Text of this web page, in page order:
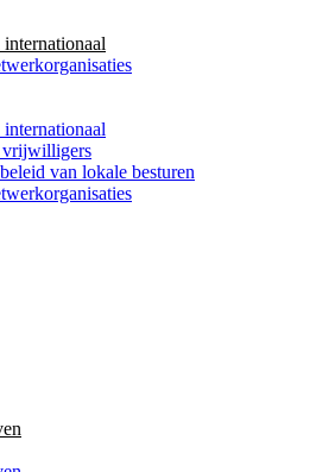
internationaal
internationaal
vrijwilligers
van lokale besturen